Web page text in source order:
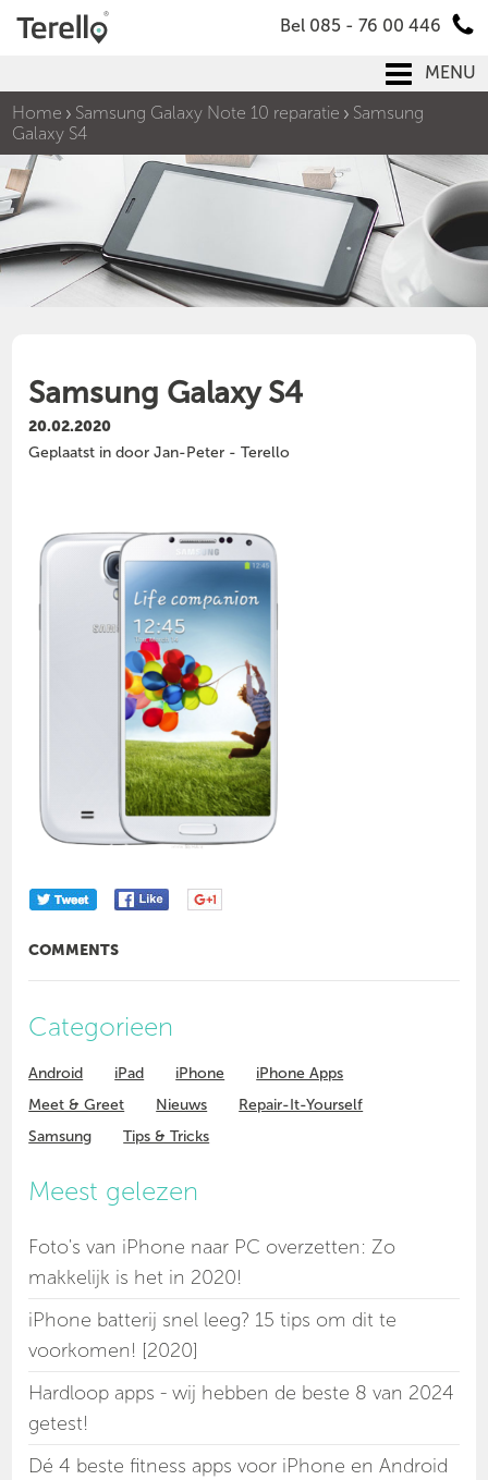
Bel 085 - 76 00 446
MENU
Home
Samsung Galaxy Note 10 reparatie
Samsung
Galaxy S4
Samsung Galaxy S4
20.02.2020
Geplaatst in door Jan-Peter - Terello
COMMENTS
Categorieen
Android iPad iPhone
iPhone Apps
Meet & Greet
Nieuws
Repair-It-Yourself
Samsung
Tips & Tricks
Meest gelezen
Foto's van iPhone naar PC overzetten: Zo
makkelijk is het in 2020!
iPhone batterij snel leeg? 15 tips om dit te
voorkomen! [2020]
Hardloop apps - wij hebben de beste 8 van 2024
getest!
Dé 4 beste fitness apps voor iPhone en Android